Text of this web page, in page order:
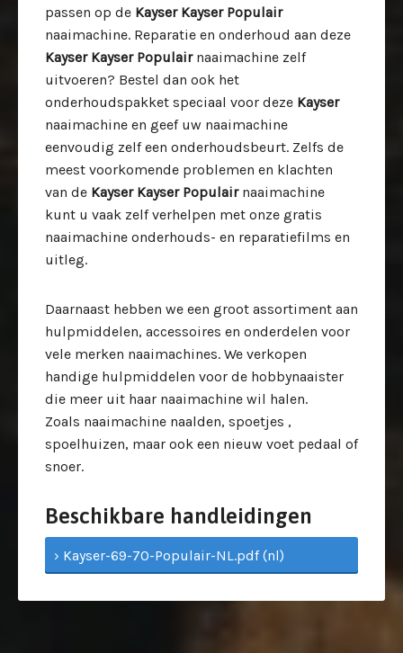
passen op de Kayser Kayser Populair
naaimachine. Reparatie en onderhoud aan deze
Kayser Kayser Populairnaaimachine zelf
uitvoeren? Bestel dan ook het
onderhoudspakket speciaal voor deze Kayser
naaimachine en geef uw naaimachine
eenvoudig zelf een onderhoudsbeurt. Zelfs de
meest voorkomende problemen en klachten
van de Kayser Kayser Populairnaaimachine
kunt u vaak zelf verhelpen met onze gratis
naaimachine onderhouds- en reparatiefilms en
uitleg.
Daarnaast hebben we een groot assortiment aan
hulpmiddelen, accessoires en onderdelen voor
vele merken naaimachines. We verkopen
handige hulpmiddelen voor de hobbynaaister
die meer uit haar naaimachine wil halen.
Zoals naaimachine naalden, spoetjes ,
spoelhuizen, maar ook een nieuw voet pedaal of
snoer.
Beschikbare handleidingen
› Kayser-69-70-Populair-NL.pdf (nl)